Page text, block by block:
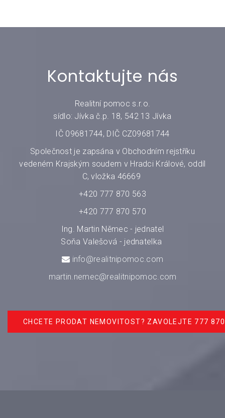
Kontaktujte nás
Realitní pomoc s.r.o.
sídlo: Jívka č.p. 18, 542 13 Jívka
IČ 09681744, DIČ CZ09681744
Společnost je zapsána v Obchodním rejstříku
vedeném Krajským soudem v Hradci Králové, oddíl
C, vložka 46669
+420 777 870 563
+420 777 870 570
Ing. Martin Němec - jednatel
Soňa Valešová - jednatelka
info@realitnipomoc.com
martin.nemec@realitnipomoc.com
CHCETE PRODAT NEMOVITOST? ZAVOLEJTE 777